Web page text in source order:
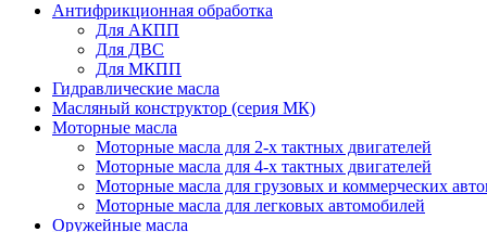
Антифрикционная обработка
Для АКПП
Для ДВС
Для МКПП
Гидравлические масла
Масляный конструктор (серия МК)
Моторные масла
Моторные масла для 2-х тактных двигателей
Моторные масла для 4-х тактных двигателей
Моторные масла для грузовых и коммерческих
Моторные масла для легковых автомобилей
Оружейные масла